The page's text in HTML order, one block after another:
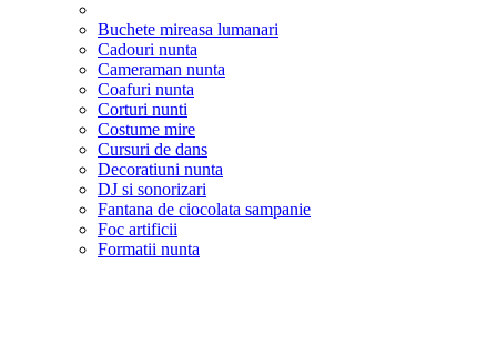
Buchete mireasa lumanari
Cadouri nunta
Cameraman nunta
Coafuri nunta
Corturi nunti
Costume mire
Cursuri de dans
Decoratiuni nunta
DJ si sonorizari
Fantana de ciocolata sampanie
Foc artificii
Formatii nunta